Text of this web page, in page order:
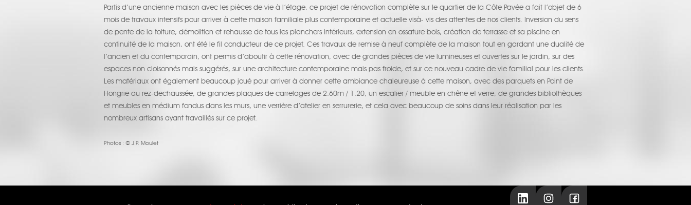
Partis d’une ancienne maison avec les pièces de vie à l’étage, ce projet de rénovation complète sur le quartier de la Côte Pavée a fait l’objet de 6
mois de travaux intensifs pour arriver à cette maison familiale plus contemporaine et actuelle visà- vis des attentes de nos clients. Inversion du sens
de pente de la toiture, démolition et rehausse de tous les planchers intérieurs, extension en ossature bois, création de terrasse et sa piscine en
continuité de la maison, ont été le fil conducteur de ce projet. Ces travaux de remise à neuf complète de la maison tout en gardant une dualité de
l’ancien et du contemporain, ont permis d’aboutir à cette rénovation, avec de grandes pièces de vie lumineuses et ouvertes sur le jardin, sur des
espaces non cloisonnés mais suggérés, sur une architecture contemporaine mais pas froide, et sur ce nouveau cadre de vie familial pour les clients.
Les matériaux ont également beaucoup joué pour arriver à donner cette ambiance chaleureuse à cette maison, avec des parquets en Point de
Hongrie au rez-dechaussée, de grandes plaques de carrelages de 2.60m / 1.20, un escalier / meuble en chêne et verre, de grandes bibliothèques
et meubles en médium fondus dans les murs, une verrière d’atelier en serrurerie, et cela avec beaucoup de soins dans leur réalisation par les
nombreux artisans ayant travaillés sur ce projet.
Photos : © J.P. Moulet